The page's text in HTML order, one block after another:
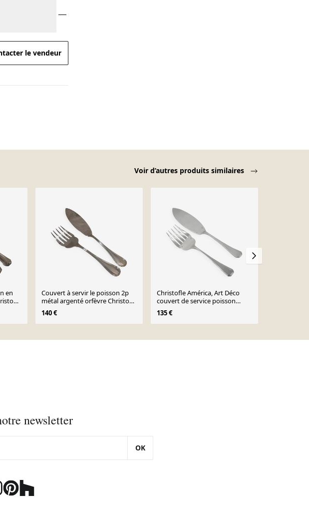
le vendeur
Voir d’autres produits similaires
en
Couvert à servir le poisson 2p
métal argenté orfèvre Christofle
Albi
140 €
Christofle América, Art Déco
couvert de service poisson
métal argenté, 2 pièces.
135 €
newsletter
OK